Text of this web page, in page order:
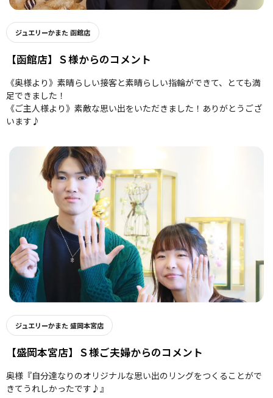
ジュエリーかまた 函館店
【函館店】Ｓ様からのコメント
《奥様より》素晴らしい接客と素晴らしい指輪ができて、とても満
足できました！
《ご主人様より》素敵な思い出をいただきました！ありがとうござ
います♪
ジュエリーかまた 盛岡本宮店
【盛岡本宮店】Ｓ様ご夫婦からのコメント
奥様『自分達なりのオリジナルな思い出のリングをつくることがで
きてうれしかったです♪』